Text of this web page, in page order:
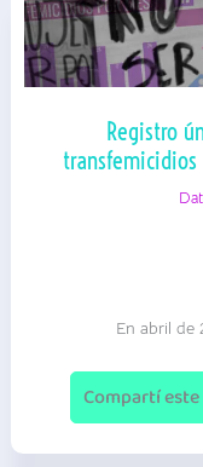
Registro
En abril de
Compartí